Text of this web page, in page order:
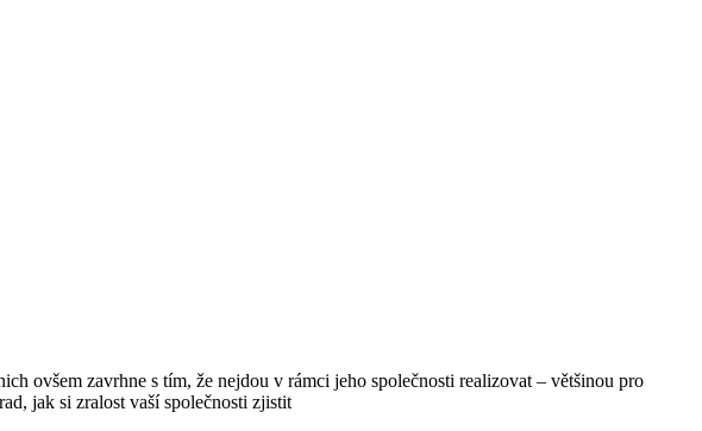
ovšem zavrhne s tím, že nejdou v rámci jeho společnosti realizovat – většinou pro
jak si zralost vaší společnosti zjistit